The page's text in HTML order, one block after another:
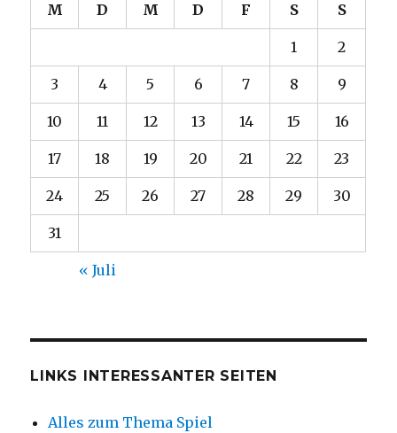
M D M D F S S
1 2
3 4 5 6 7 8 9
10 11 12 13 14 15 16
17 18 19 20 21 22 23
24 25 26 27 28 29 30
31
« Juli
LINKS INTERESSANTER SEITEN
Alles zum Thema Spiel